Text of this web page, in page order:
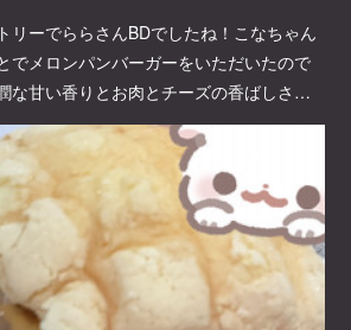
ーでららさんBDでしたね！こなちゃん
でメロンパンバーガーをいただいたので
な甘い香りとお肉とチーズの香ばしさ…